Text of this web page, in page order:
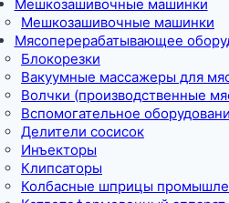
Мешкозашивочные машинки
Мешкозашивочные машинки
Мясоперерабатывающее
Блокорезки
Вакуумные массажеры для
Волчки (производственные
Вспомогательное
Делители сосисок
Инъекторы
Клипсаторы
Колбасные шприцы